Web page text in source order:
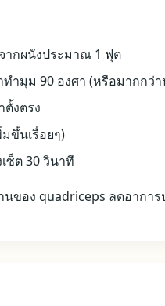
ากผนังประมาณ 1 ฟุต
ทำมุม 90 องศา (หรือมากกว่
งตรง
ขึ้นเรื่อยๆ)
ซ็ต 30 วินาที
ของ quadriceps ลดอาการ